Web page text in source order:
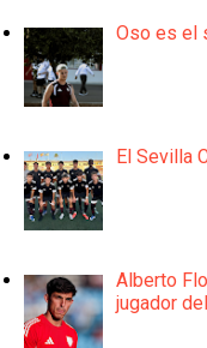
Oso es el
El Sevilla
Alberto
jugador